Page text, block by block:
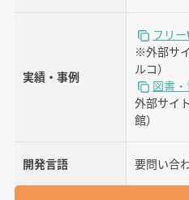
実績・事例
フリ
※外部サ
ルコ）
図書
外部サイ
館）
開発言語 要問い合